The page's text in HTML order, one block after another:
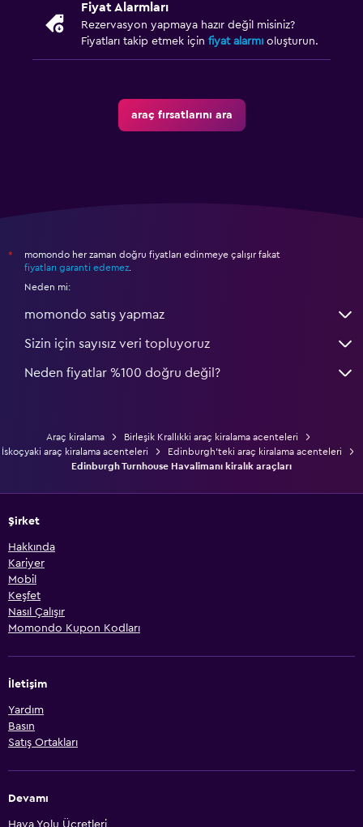
Fiyat Alarmları
Rezervasyon yapmaya hazır değil misiniz?
Fiyatları takip etmek için fiyat alarmı oluşturun.
araç fırsatlarını ara
*
momondo her zaman doğru fiyatları edinmeye çalışır fakat
fiyatları garanti edemez.
Neden mi:
momondo satış yapmaz
Sizin için sayısız veri topluyoruz
Neden fiyatlar %100 doğru değil?
Araç kiralama
Birleşik Krallıkki araç kiralama acenteleri
İskoçyaki araç kiralama acenteleri
Edinburgh'teki araç kiralama acenteleri
Edinburgh Turnhouse Havalimanı kiralık araçları
Şirket
Hakkında
Kariyer
Mobil
Keşfet
Nasıl Çalışır
Momondo Kupon Kodları
İletişim
Yardım
Basın
Satış Ortakları
Devamı